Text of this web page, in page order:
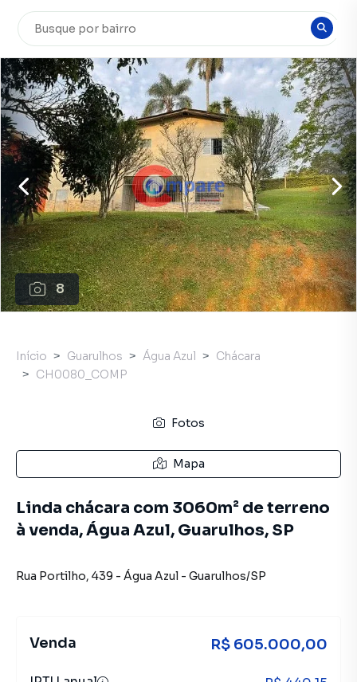
8
Início Guarulhos Água Azul
Chácara
CH0080_COMP
Fotos
Mapa
Linda chácara com 3060m² de terreno
à venda, Água Azul, Guarulhos, SP
Rua Portilho, 439 - Água Azul - Guarulhos/SP
Venda R$ 605.000,00